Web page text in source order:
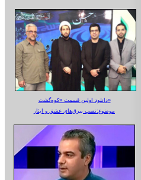
دانلود اولین قسمت «کوه‌گشت»
موضوع:نصب بیرق‌های عشق و ایثار